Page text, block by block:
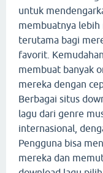
untuk
membuatnya lebih
terutama bagi
favorit.
membuat banyak
mereka dengan
Berbagai situs
lagu dari genre
internasional,
Pengguna bisa
mereka dan